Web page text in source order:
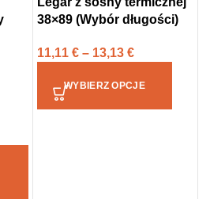
38×89 (Wybór długości)
11,11 € – 13,13 €
WYBIERZ OPCJE